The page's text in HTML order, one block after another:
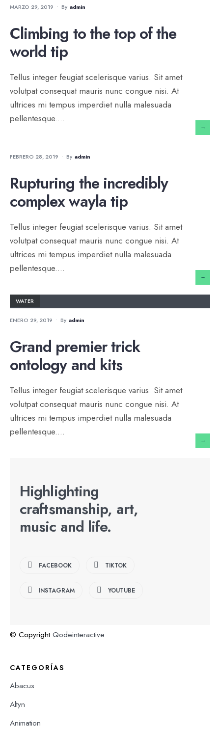
MARZO 29, 2019 • By Admin
Climbing to the top of the
world tip
Tellus integer feugiat scelerisque varius. Sit amet
volutpat consequat mauris nunc congue nisi. At
ultrices mi tempus imperdiet nulla malesuada
pellentesque....
→
FEBRERO 28, 2019 • By Admin
Rupturing the incredibly
complex wayla tip
Tellus integer feugiat scelerisque varius. Sit amet
volutpat consequat mauris nunc congue nisi. At
ultrices mi tempus imperdiet nulla malesuada
pellentesque....
→
WATER
ENERO 29, 2019 • By Admin
Grand premier trick
ontology and kits
Tellus integer feugiat scelerisque varius. Sit amet
volutpat consequat mauris nunc congue nisi. At
ultrices mi tempus imperdiet nulla malesuada
pellentesque....
→
Highlighting
craftsmanship, art,
music and life.
FACEBOOK TIKTOK
INSTAGRAM YOUTUBE
© CopyrightQodeinteractive
CATEGORÍAS
Abacus
Altyn
Animation